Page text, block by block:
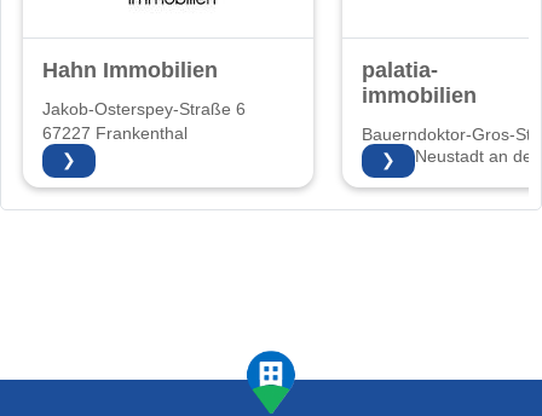
Hahn Immobilien
Jakob-Osterspey-Straße 6
67227 Frankenthal
❯
palatia-
immobilien
Bauerndoktor-Gros-
67435 Neustadt an der
Weinstraße
❯